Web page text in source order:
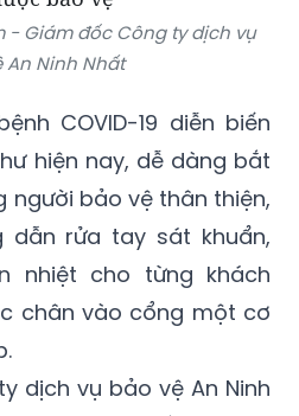
- Giám đốc Công ty dịch vụ
An Ninh Nhất
COVID-19 diễn biến
hiện nay, dễ dàng bắt
người bảo vệ thân thiện,
dẫn rửa tay sát khuẩn,
cho từng khách
chân vào cổng một cơ